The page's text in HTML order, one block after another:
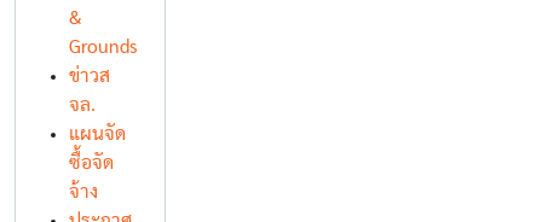
&
Grounds
ข่าวส
จล.
แผนจัด
ซื้อจัด
จ้าง